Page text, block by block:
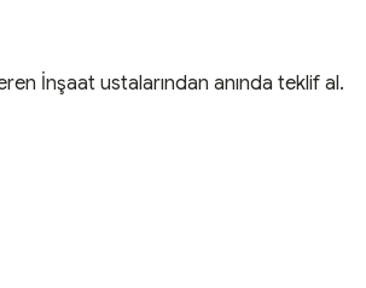
İnşaat ustalarından anında teklif al.